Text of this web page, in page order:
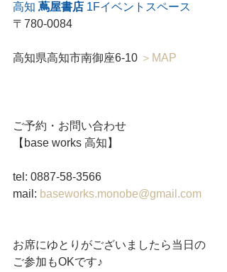
高知 蔦屋書店 1Fイベントスペース
〒780-0084
高知県高知市南御座6-10 ＞MAP
ご予約・お問い合わせ
【base works 高知】
tel: 0887-58-3566
mail: baseworks.monobe@gmail.com
お席にゆとりがございましたら当日の
ご参加もOKです♪